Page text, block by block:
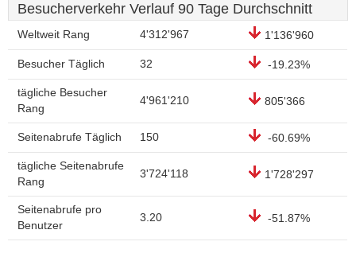
Besucherverkehr Verlauf 90 Tage Durchschnitt
Weltweit Rang 4'312'967 1'136'960
Besucher Täglich 32 -19.23%
tägliche Besucher
Rang
4'961'210 805'366
Seitenabrufe Täglich 150 -60.69%
tägliche Seitenabrufe
Rang
3'724'118 1'728'297
Seitenabrufe pro
Benutzer
3.20 -51.87%